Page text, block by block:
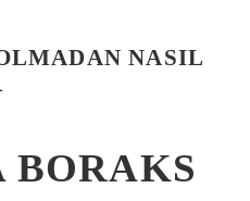
NASIL
BORAKS